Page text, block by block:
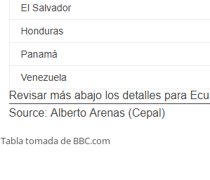
Tabla tomada de BBC.com